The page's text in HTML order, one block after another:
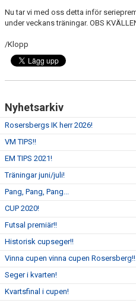
Nu tar vi med oss detta inför
under veckans träningar. OBS
/Klopp
Nyhetsarkiv
Rosersbergs IK herr 2026!
VM TIPS!!
EM TIPS 2021!
Träningar juni/juli!
Pang, Pang, Pang...
CUP 2020!
Futsal premiär!!
Historisk cupseger!!
Vinna cupen vinna cupen Rosersberg!!
Seger i kvarten!
Kvartsfinal i cupen!